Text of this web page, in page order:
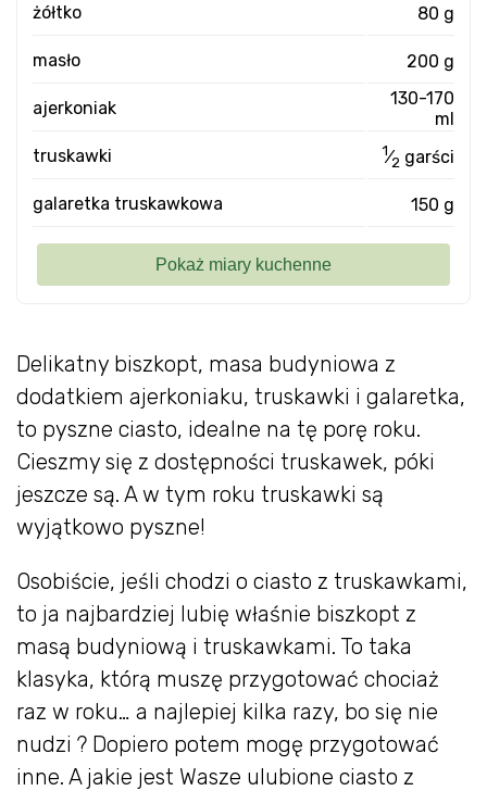
Delikatny biszkopt, masa budyniowa z
dodatkiem ajerkoniaku, truskawki i galaretka,
to pyszne ciasto, idealne na tę porę roku.
Cieszmy się z dostępności truskawek, póki
jeszcze są. A w tym roku truskawki są
wyjątkowo pyszne!
Osobiście, jeśli chodzi o ciasto z truskawkami,
to ja najbardziej lubię właśnie biszkopt z
masą budyniową i truskawkami. To taka
klasyka, którą muszę przygotować chociaż
raz w roku… a najlepiej kilka razy, bo się nie
nudzi ? Dopiero potem mogę przygotować
inne. A jakie jest Wasze ulubione ciasto z
żółtko 80 g
masło 200 g
ajerkoniak
130-170
ml
truskawki
1⁄2 garści
galaretka truskawkowa 150 g